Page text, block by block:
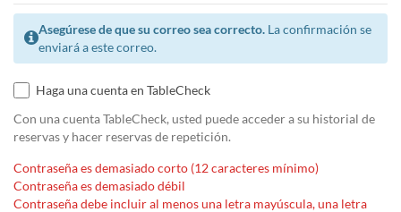
Asegúrese de que su correo sea correcto. La confirmación se
enviará a este correo.
Haga una cuenta en TableCheck
Con una cuenta TableCheck, usted puede acceder a su historial de
reservas y hacer reservas de repetición.
Contraseña es demasiado corto (12 caracteres mínimo)
Contraseña es demasiado débil
Contraseña debe incluir al menos una letra mayúscula, una letra